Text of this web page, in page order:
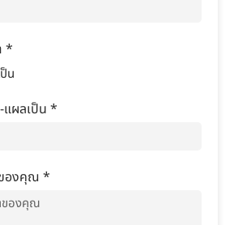
*
น
ผลเป็น *
ของคุณ *